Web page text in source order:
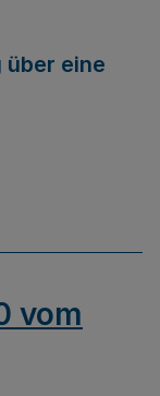
eine
vom